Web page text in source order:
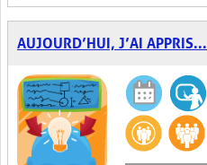
AUJOURD’HUI, J’AI APPRIS...